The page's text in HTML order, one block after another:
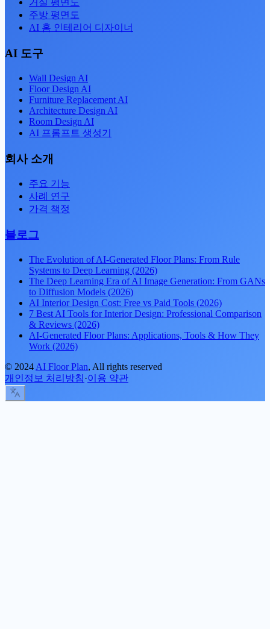
거실 평면도
주방 평면도
AI 홈 인테리어 디자이너
AI 도구
Wall Design AI
Floor Design AI
Furniture Replacement AI
Architecture Design AI
Room Design AI
AI 프롬프트 생성기
회사 소개
주요 기능
사례 연구
가격 책정
블로그
The Evolution of AI-Generated Floor Plans: From Rule
Systems to Deep Learning (2026)
The Deep Learning Era of AI Image Generation: From GANs
to Diffusion Models (2026)
AI Interior Design Cost: Free vs Paid Tools (2026)
7 Best AI Tools for Interior Design: Professional Comparison
& Reviews (2026)
AI-Generated Floor Plans: Applications, Tools & How They
Work (2026)
© 2024 AI Floor Plan, All rights reserved
개인정보 처리방침·이용 약관